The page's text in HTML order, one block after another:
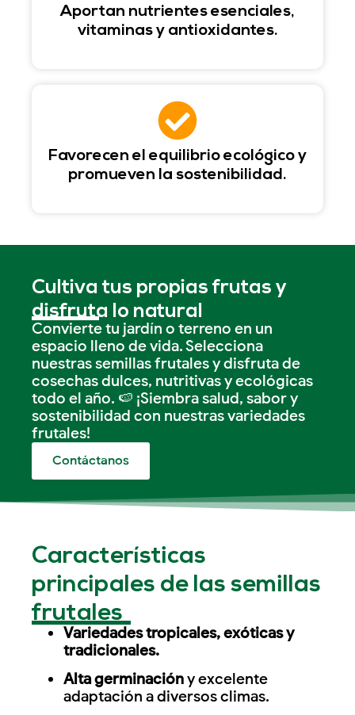
Aportan nutrientes esenciales,
vitaminas y antioxidantes.
Favorecen el equilibrio ecológico y
promueven la sostenibilidad.
Cultiva tus propias frutas y
disfruta lo natural
Convierte tu jardín o terreno en un
espacio lleno de vida. Selecciona
nuestras semillas frutales y disfruta de
cosechas dulces, nutritivas y ecológicas
todo el año. 🍉 ¡Siembra salud, sabor y
sostenibilidad con nuestras variedades
frutales!
Contáctanos
Características
principales de las semillas
frutales
Variedades tropicales, exóticas y
tradicionales.
Alta germinacióny excelente
adaptación a diversos climas.